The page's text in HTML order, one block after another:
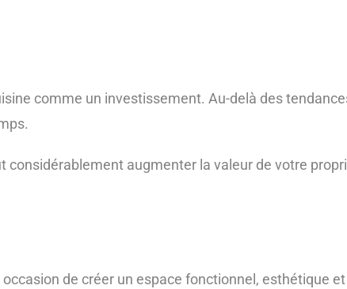
comme un investissement. Au-delà des
considérablement augmenter la valeur de votre
de créer un espace fonctionnel, esthétique